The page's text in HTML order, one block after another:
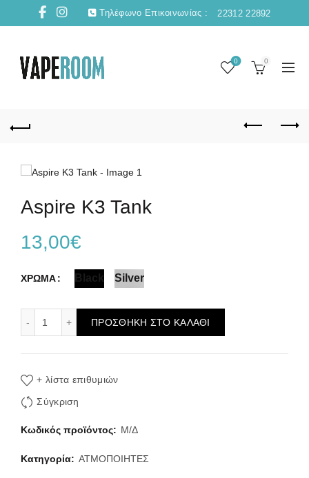
Τηλέφωνο Επικοινωνίας : 22312 22892
0 0
Aspire K3 Tank
13,00€
ΧΡΩΜΑ Black Silver
ΠΡΟΣΘΉΚΗ ΣΤΟ ΚΑΛΆΘΙ
+ λίστα επιθυμιών
Σύγκριση
Κωδικός προϊόντος: Μ/Δ
Κατηγορία: ΑΤΜΟΠΟΙΗΤΕΣ